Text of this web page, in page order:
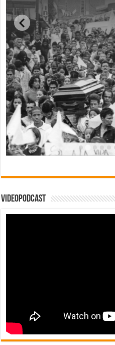
Videopodcast